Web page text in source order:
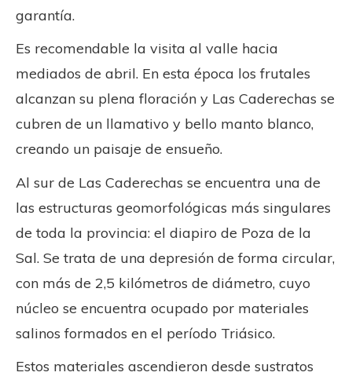
garantía.
Es recomendable la visita al valle hacia
mediados de abril. En esta época los frutales
alcanzan su plena floración y Las Caderechas se
cubren de un llamativo y bello manto blanco,
creando un paisaje de ensueño.
Al sur de Las Caderechas se encuentra una de
las estructuras geomorfológicas más singulares
de toda la provincia: el diapiro de Poza de la
Sal. Se trata de una depresión de forma circular,
con más de 2,5 kilómetros de diámetro, cuyo
núcleo se encuentra ocupado por materiales
salinos formados en el período Triásico.
Estos materiales ascendieron desde sustratos